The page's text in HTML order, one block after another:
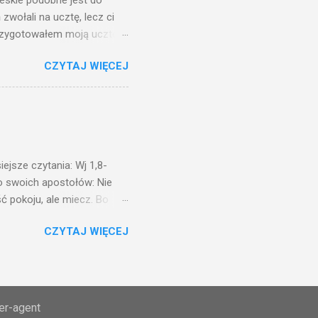
na ucztę, lecz ci
moją ucztę:
Na to król uniósł się
sługom: Uczta
na ucztę wszystkich,
I sala zapełniła się
CZYTAJ WIĘCEJ
czytania: Wj 1,8-
swoich apostołów: Nie
pokoju, ale miecz. Bo
Mnie godzien. I kto kocha
Mnie posłał. Kto
jako
CZYTAJ WIĘCEJ
agent